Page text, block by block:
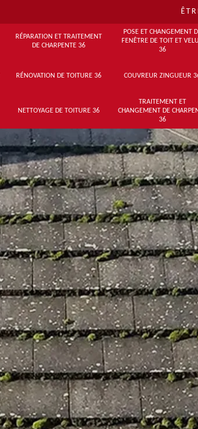
RÉPARATION ET TRAITEMENT
DE CHARPENTE 36
POSE ET CHANGEMENT
FENÊTRE DE TOIT ET
36
RÉNOVATION DE TOITURE 36 COUVREUR ZINGUEUR
NETTOYAGE DE TOITURE 36
TRAITEMENT ET
CHANGEMENT DE
36